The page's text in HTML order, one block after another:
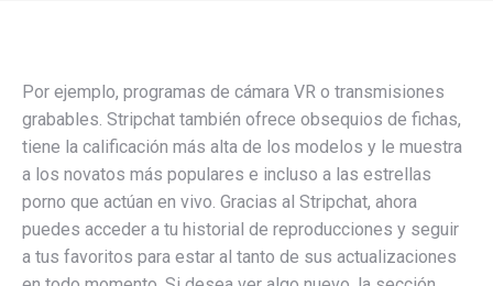
Por ejemplo, programas de cámara VR o transmisiones
grabables. Stripchat también ofrece obsequios de fichas,
tiene la calificación más alta de los modelos y le muestra
a los novatos más populares e incluso a las estrellas
porno que actúan en vivo. Gracias al Stripchat, ahora
puedes acceder a tu historial de reproducciones y seguir
a tus favoritos para estar al tanto de sus actualizaciones